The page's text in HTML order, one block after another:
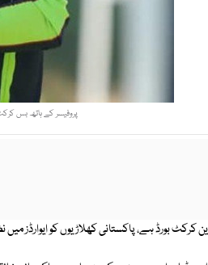
پروفیسر کے ہاتھ بس
بورڈ ہے، پاکستانی کھلاڑیوں کو ایوارڈز میں